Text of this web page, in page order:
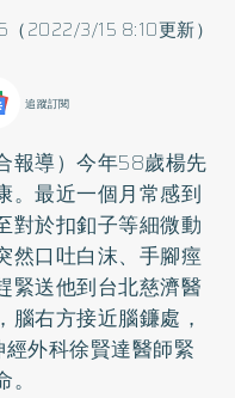
2022/3/15 8:10更新）
追蹤訂閱
報導）今年58歲楊先
。最近一個月常感到
對於扣釦子等細微動
然口吐白沫、手腳痙
緊送他到台北慈濟醫
右方接近腦鐮處，
外科徐賢達醫師緊